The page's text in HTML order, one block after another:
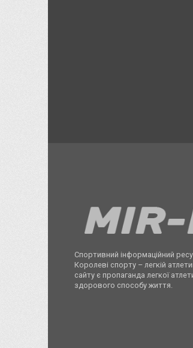
Спортивний інформаційний
Королеві спорту – легкій
сайту є пропаганда легкої
здорового способу життя.